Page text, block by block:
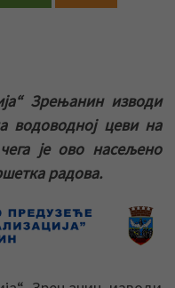
Зрењанин изводи
водоводној цеви на
је ово насељено
радова.